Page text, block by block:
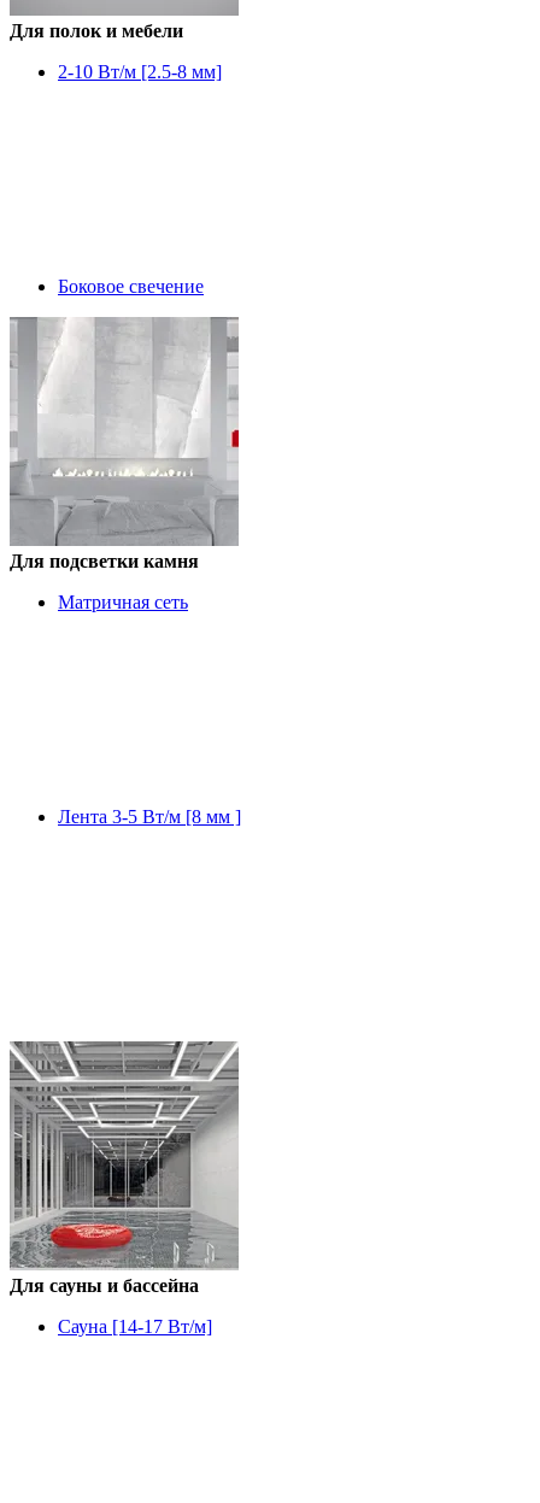
Для полок и мебели
2-10 Вт/м [2.5-8 мм]
Боковое свечение
Для подсветки камня
Матричная сеть
Лента 3-5 Вт/м [8 мм ]
Для сауны и бассейна
Сауна [14-17 Вт/м]